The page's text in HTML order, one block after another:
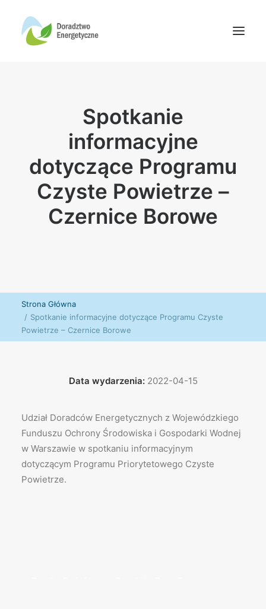
Oferta finansowania
Wiedza
Media
Kontakt
Spotkanie
informacyjne
dotyczące Programu
Czyste Powietrze –
Czernice Borowe
Strona Główna
Spotkanie informacyjne dotyczące Programu Czyste
Powietrze – Czernice Borowe
Data wydarzenia:2022-04-15
Udział Doradców Energetycznych z Wojewódzkiego
Funduszu Ochrony Środowiska i Gospodarki Wodnej
w Warszawie w spotkaniu informacyjnym
dotyczącym Programu Priorytetowego Czyste
Powietrze.